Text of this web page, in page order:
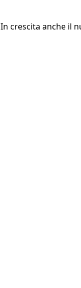
crescita anche il